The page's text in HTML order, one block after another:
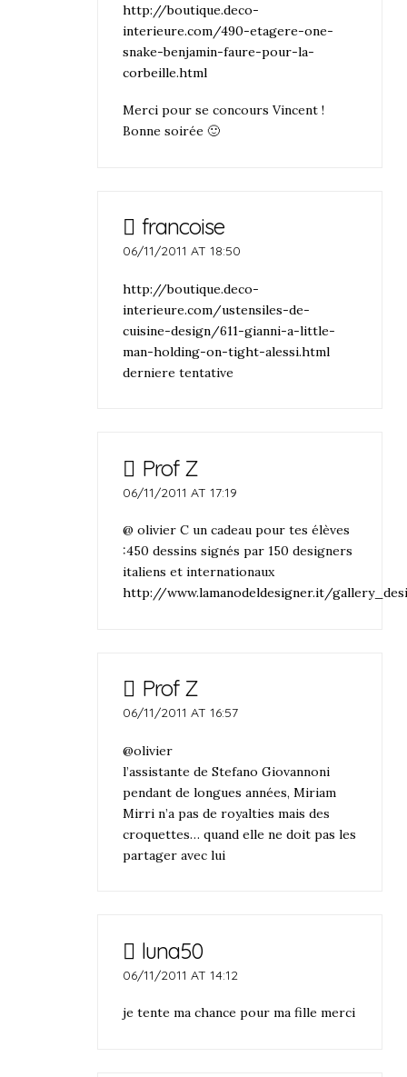
http://boutique.deco-
interieure.com/490-etagere-one-
snake-benjamin-faure-pour-la-
corbeille.html
Merci pour se concours Vincent !
Bonne soirée 🙂
francoise
06/11/2011 AT 18:50
http://boutique.deco-
interieure.com/ustensiles-de-
cuisine-design/611-gianni-a-little-
man-holding-on-tight-alessi.html
derniere tentative
Prof Z
06/11/2011 AT 17:19
@ olivier C un cadeau pour tes élèves
:450 dessins signés par 150 designers
italiens et internationaux
http://www.lamanodeldesigner.it/
Prof Z
06/11/2011 AT 16:57
@olivier
l’assistante de Stefano Giovannoni
pendant de longues années, Miriam
Mirri n’a pas de royalties mais des
croquettes… quand elle ne doit pas les
partager avec lui
luna50
06/11/2011 AT 14:12
je tente ma chance pour ma fille merci